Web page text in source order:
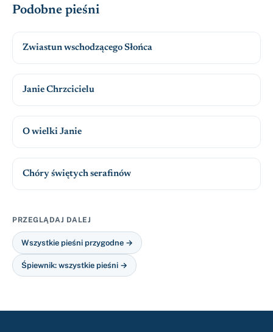
Podobne pieśni
Zwiastun wschodzącego Słońca
Janie Chrzcicielu
O wielki Janie
Chóry świętych serafinów
PRZEGLĄDAJ DALEJ
Wszystkie pieśni przygodne →
Śpiewnik: wszystkie pieśni →